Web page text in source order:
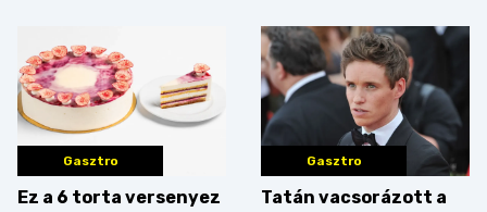
Gasztro
Ez a 6 torta versenyez
Gasztro
Tatán vacsorázott a